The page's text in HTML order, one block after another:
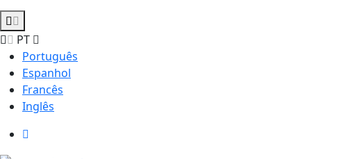
PT
Português
Espanhol
Francês
Inglês